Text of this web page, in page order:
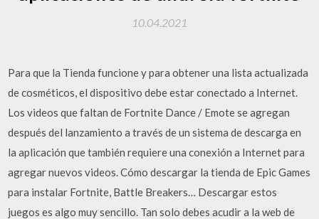
10.04.2021
Para que la Tienda funcione y para obtener una lista actualizada
de cosméticos, el dispositivo debe estar conectado a Internet.
Los videos que faltan de Fortnite Dance / Emote se agregan
después del lanzamiento a través de un sistema de descarga en
la aplicación que también requiere una conexión a Internet para
agregar nuevos videos. Cómo descargar la tienda de Epic Games
para instalar Fortnite, Battle Breakers… Descargar estos
juegos es algo muy sencillo. Tan solo debes acudir a la web de